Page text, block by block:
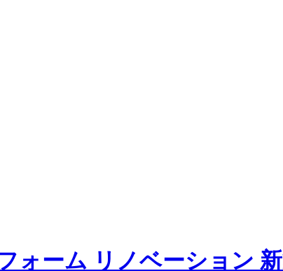
ォーム リノベーション